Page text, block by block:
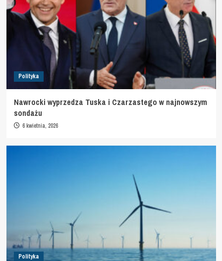
Polityka
Nawrocki wyprzedza Tuska i Czarzastego w najnowszym
sondażu
6 kwietnia, 2026
Polityka